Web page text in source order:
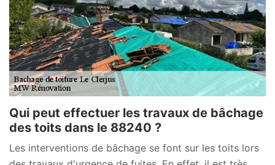
Qui peut effectuer les travaux de bâchage
des toits dans le 88240 ?
Les interventions de bâchage se font sur les toits lors